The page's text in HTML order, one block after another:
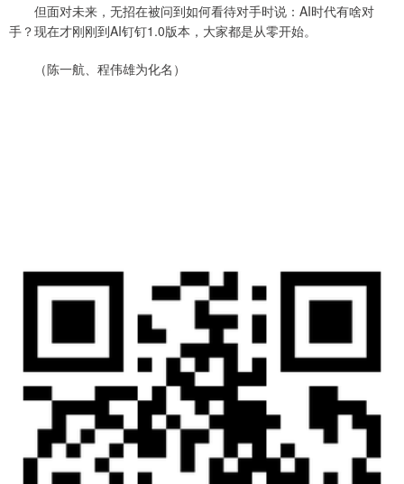
但面对未来，无招在被问到如何看待对手时说：AI时代有啥对
手？现在才刚刚到AI钉钉1.0版本，大家都是从零开始。
（陈一航、程伟雄为化名）